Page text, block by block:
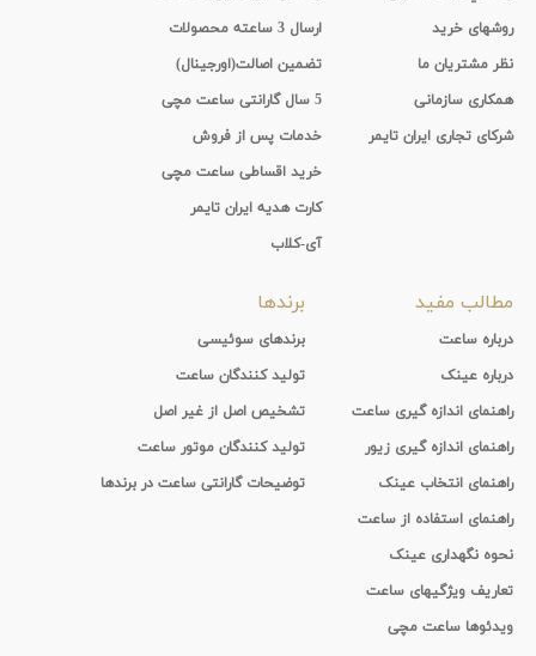
روشهای خرید
نظر مشتریان ما
همکاری سازمانی
شرکای تجاری ایران تایمر
ارسال 3 ساعته محصولات
تضمین اصالت(اورجینال)
5 سال گارانتی ساعت مچی
خدمات پس از فروش
خرید اقساطی ساعت مچی
کارت هدیه ایران تایمر
آی-کلاب
مطالب مفید
درباره ساعت
درباره عینک
راهنمای اندازه گیری ساعت
راهنمای اندازه گیری زیور
راهنمای انتخاب عینک
راهنمای استفاده از ساعت
نحوه نگهداری عینک
تعاریف ویژگیهای ساعت
ویدئوها ساعت مچی
برندها
برندهای سوئیسی
تولید کنندگان ساعت
تشخیص اصل از غیر اصل
تولید کنندگان موتور ساعت
توضیحات گارانتی ساعت در برندها